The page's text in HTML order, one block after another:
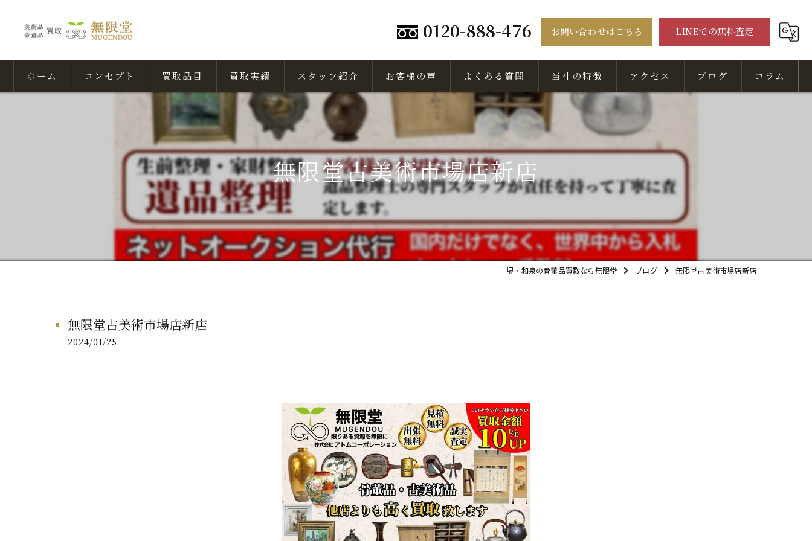
0120-888-476 お問い合わせはこちら LINEでの無料査定
ホーム コンセプト 買取品目 買取実績 スタッフ紹介 お客様の声 よくある質問 当社の特徴
美術品
査定
アクセス ブログ コラム
無限堂古美術市場店新店
堺・和泉の骨董品買取なら無限堂 ブログ 無限堂古美術市場店新店
無限堂古美術市場店新店
2024/01/25